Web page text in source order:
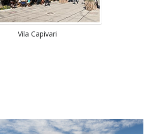
Vila Capivari